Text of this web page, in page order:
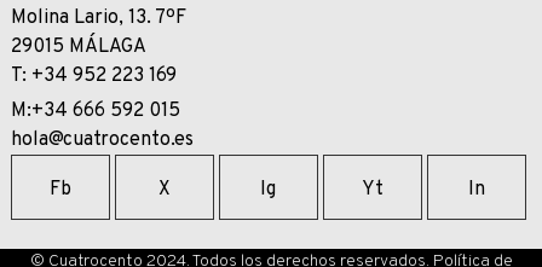
Molina Lario, 13. 7ºF
29015 MÁLAGA
T: +34 952 223 169
M:+34 666 592 015
hola@cuatrocento.es
Fb X Ig Yt In
© Cuatrocento 2024. Todos los derechos reservados. Política de